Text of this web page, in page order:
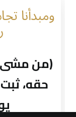
ومبدأنا
(من مشى
حقه،